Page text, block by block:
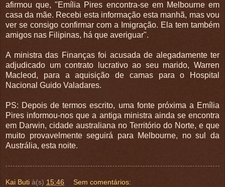
afirmou que, "Emília Pires encontra-se em Melbourne em
casa da mãe. Recebi esta informação esta manhã, mas vou
ver se consigo confirmar com a Imigração. Ela tem também
amigos nas Filipinas, há que averiguar".
.
A ministra das Finanças foi acusada de alegadamente ter
adjudicado um contrato lucrativo ao seu marido, Warren
Macleod, para a aquisição de camas para o Hospital
Nacional Guido Valadares.
PS: Depois de termos escrito, uma fonte próxima a Emília
Pires informou-nos que a antiga ministra ainda se encontra
em Darwin, cidade australiana no Território do Norte, e que
muito provavelmente seguirá para Melbourne, no sul da
Austrália, esta noite.
.
Kai Buti à(s) 15:46 Sem comentários: